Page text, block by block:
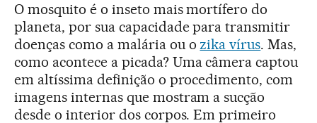
O mosquito é o inseto mais mortífero do
planeta, por sua capacidade para transmitir
doenças como a malária ou ozika vírus. Mas,
como acontece a picada? Uma câmera captou
em altíssima definição o procedimento, com
imagens internas que mostram a sucção
desde o interior dos corpos. Em primeiro